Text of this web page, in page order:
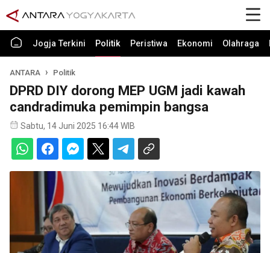
Jogja Terkini Politik Peristiwa Ekonomi Olahraga
ANTARA Politik
DPRD DIY dorong MEP UGM jadi kawah
candradimuka pemimpin bangsa
Sabtu, 14 Juni 2025 16:44 WIB